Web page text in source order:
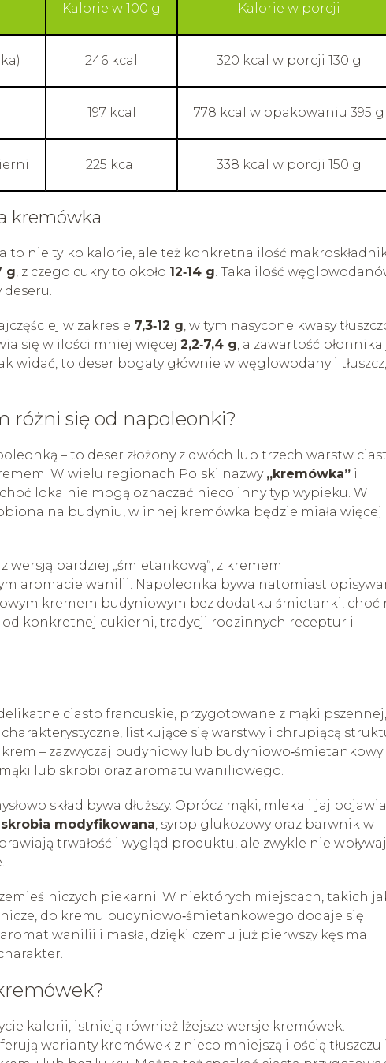
Kalorie w 100 g Kalorie w porcji
246 kcal 320 kcal w porcji 130 g
197 kcal 778 kcal w opakowaniu 395 g
225 kcal 338 kcal w porcji 150 g
kremówka
to nie tylko kalorie, ale też konkretna ilość
g, z czego cukry to około 12‑14 g. Taka ilość
w zakresie 7,3‑12 g, w tym nasycone kwasy
się w ilości mniej więcej 2,2‑7,4 g, a zawartość błonnika
widać, to deser bogaty głównie w węglowodany i
różni się od napoleonki?
– to deser złożony z dwóch lub trzech warstw
W wielu regionach Polski nazwy „kremówka” i
lokalnie mogą oznaczać nieco inny typ wypieku. W
na budyniu, w innej kremówka będzie miała więcej
wersją bardziej „śmietankową”, z kremem
aromacie wanilii. Napoleonka bywa natomiast
kremem budyniowym bez dodatku śmietanki, choć
od konkretnej cukierni, tradycji rodzinnych receptur i
ciasto francuskie, przygotowane z mąki pszennej,
listkujące się warstwy i chrupiącą
– zazwyczaj budyniowy lub budyniowo‑śmietankowy
lub skrobi oraz aromatu waniliowego.
skład bywa dłuższy. Oprócz mąki, mleka i jaj
skrobia modyfikowana, syrop glukozowy oraz barwnik w
trwałość i wygląd produktu, ale zwykle nie
piekarni. W niektórych miejscach, takich
do kremu budyniowo‑śmietankowego dodaje się
wanilii i masła, dzięki czemu już pierwszy kęs ma
kalorii, istnieją również lżejsze wersje kremówek.
warianty kremówek z nieco mniejszą ilością tłuszczu i